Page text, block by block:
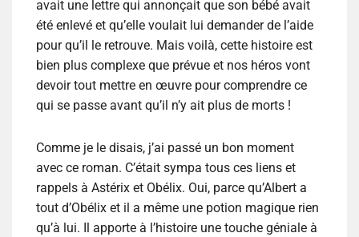
avait une lettre qui annonçait que son bébé avait
été enlevé et qu’elle voulait lui demander de l’aide
pour qu’il le retrouve. Mais voilà, cette histoire est
bien plus complexe que prévue et nos héros vont
devoir tout mettre en œuvre pour comprendre ce
qui se passe avant qu’il n’y ait plus de morts !
Comme je le disais, j’ai passé un bon moment
avec ce roman. C’était sympa tous ces liens et
rappels à Astérix et Obélix. Oui, parce qu’Albert a
tout d’Obélix et il a même une potion magique rien
qu’à lui. Il apporte à l’histoire une touche géniale à